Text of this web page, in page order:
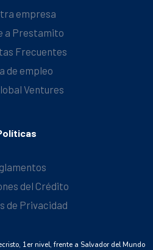
empresa
a Prestamito
Frecuentes
de empleo
Ventures
del Crédito
de Privacidad
1er nivel, frente a Salvador del Mundo